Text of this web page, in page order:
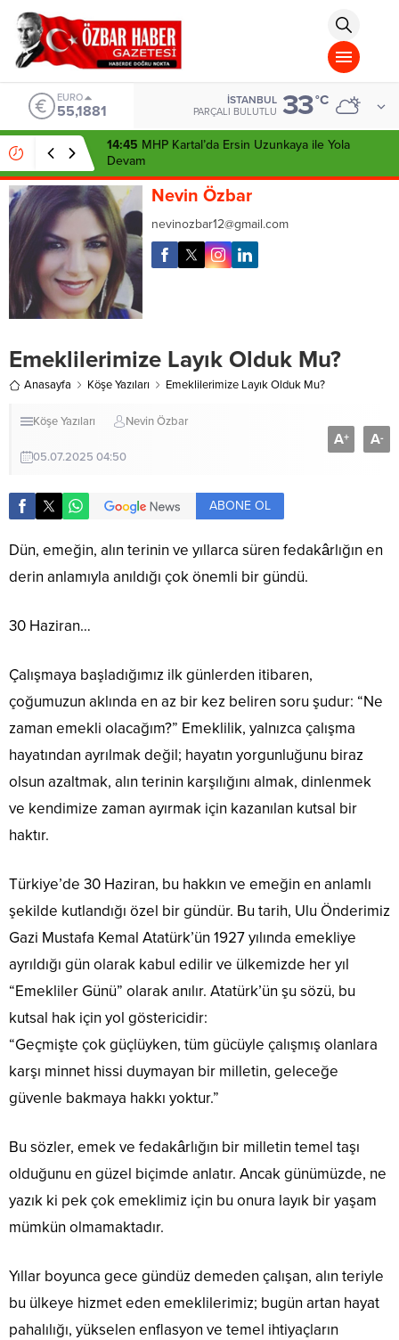
islami
chat
omegla
türk
sohbet
cinsel
sohbet
dini
chat
ALTIN
6.660,55
İSTANBUL
PARÇALI BULUTLU 33°C
22:24 YENİ Parti Kartal’da Yeni İlçe Merkezi İçin
İmzayı Attı
Nevin Özbar
nevinozbar12@gmail.com
Emeklilerimize Layık Olduk Mu?
Anasayfa Köşe Yazıları Emeklilerimize Layık Olduk Mu?
Köşe Yazıları Nevin Özbar
05.07.2025 04:50
A+ A-
ABONE OL
Dün, emeğin, alın terinin ve yıllarca süren fedakârlığın en
derin anlamıyla anıldığı çok önemli bir gündü.
30 Haziran…
Çalışmaya başladığımız ilk günlerden itibaren,
çoğumuzun aklında en az bir kez beliren soru şudur: “Ne
zaman emekli olacağım?” Emeklilik, yalnızca çalışma
hayatından ayrılmak değil; hayatın yorgunluğunu biraz
olsun azaltmak, alın terinin karşılığını almak, dinlenmek
ve kendimize zaman ayırmak için kazanılan kutsal bir
haktır.
Türkiye’de 30 Haziran, bu hakkın ve emeğin en anlamlı
şekilde kutlandığı özel bir gündür. Bu tarih, Ulu Önderimiz
Gazi Mustafa Kemal Atatürk’ün 1927 yılında emekliye
ayrıldığı gün olarak kabul edilir ve ülkemizde her yıl
“Emekliler Günü” olarak anılır. Atatürk’ün şu sözü, bu
kutsal hak için yol göstericidir:
“Geçmişte çok güçlüyken, tüm gücüyle çalışmış olanlara
karşı minnet hissi duymayan bir milletin, geleceğe
güvenle bakmaya hakkı yoktur.”
Bu sözler, emek ve fedakârlığın bir milletin temel taşı
olduğunu en güzel biçimde anlatır. Ancak günümüzde, ne
yazık ki pek çok emeklimiz için bu onura layık bir yaşam
mümkün olmamaktadır.
Yıllar boyunca gece gündüz demeden çalışan, alın teriyle
bu ülkeye hizmet eden emeklilerimiz; bugün artan hayat
pahalılığı, yükselen enflasyon ve temel ihtiyaçların